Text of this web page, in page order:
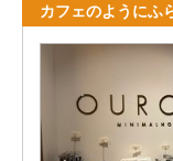
カフェのようにふ